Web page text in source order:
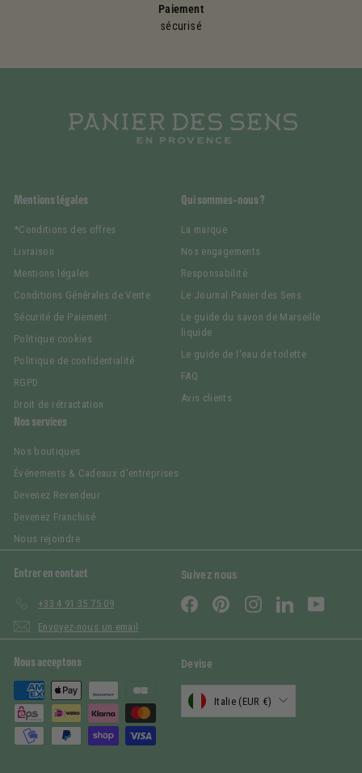
Paiement
sécurisé
Mentions légales
*Conditions des offres
Livraison
Mentions légales
Conditions Générales de Vente
Sécurité de Paiement
Politique cookies
Politique de confidentialité
RGPD
Droit de rétractation
Qui sommes-nous ?
La marque
Nos engagements
Responsabilité
Le Journal Panier des Sens
Le guide du savon de Marseille
liquide
Le guide de l'eau de toilette
FAQ
Avis clients
Nos services
Nos boutiques
Événements & Cadeaux d'entreprises
Devenez Revendeur
Devenez Franchisé
Nous rejoindre
Entrer en contact
+33 4 91 35 75 09
Envoyez-nous un email
Suivez nous
FacebookPinterestInstagramLinkedIn
Nous acceptons Devise
Italie (EUR €)